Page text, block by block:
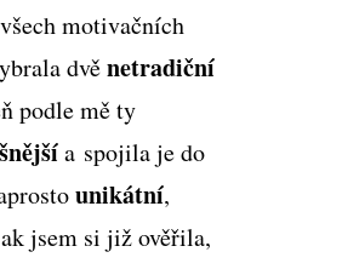
motivačních
dvěnetradiční
podle mě ty
a spojila je do
unikátní,
jsem si již ověřila,